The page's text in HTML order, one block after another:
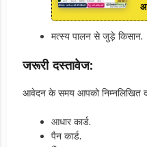
मत्स्य पालन से जुड़े किसान.
जरूरी दस्तावेज:
आवेदन के समय आपको निम्नलिखित
आधार कार्ड.
पैन कार्ड.